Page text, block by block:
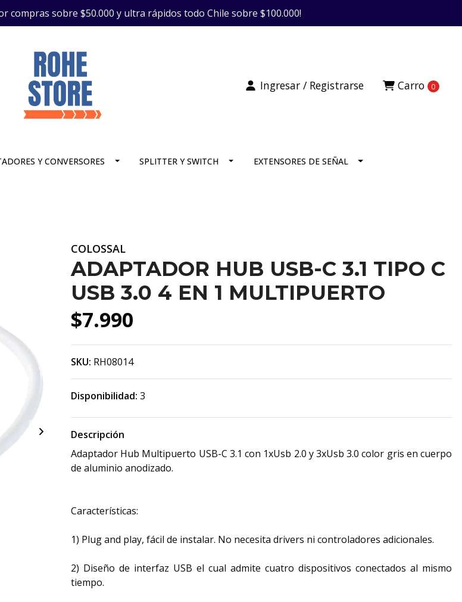
compras sobre $50.000 y ultra rápidos todo Chile sobre $100.000!
Carro 0
Ingresar / Registrarse
Y CONVERSORES SPLITTER Y SWITCH EXTENSORES DE SEÑAL
COLOSSAL
ADAPTADOR HUB USB-C 3.1 TIPO C
USB 3.0 4 EN 1 MULTIPUERTO
$7.990
SKU: RH08014
Disponibilidad: 3
Descripción
Adaptador Hub Multipuerto USB-C 3.1 con 1xUsb 2.0 y 3xUsb 3.0 color gris en cuerpo
de aluminio anodizado.
Características:
1) Plug and play, fácil de instalar. No necesita drivers ni controladores adicionales.
2) Diseño de interfaz USB el cual admite cuatro dispositivos conectados al mismo
tiempo.